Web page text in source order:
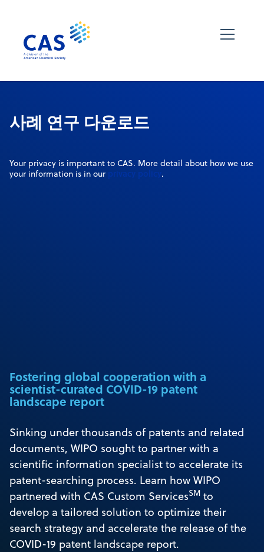
사례 연구 다운로드
Your privacy is important to CAS. More detail about how we use
your information is in our privacy policy.
Fostering global cooperation with a
scientist-curated COVID-19 patent
landscape report
Sinking under thousands of patents and related
documents, WIPO sought to partner with a
scientific information specialist to accelerate its
patent-searching process. Learn how WIPO
partnered with CAS Custom ServicesSM to
develop a tailored solution to optimize their
search strategy and accelerate the release of the
COVID-19 patent landscape report.